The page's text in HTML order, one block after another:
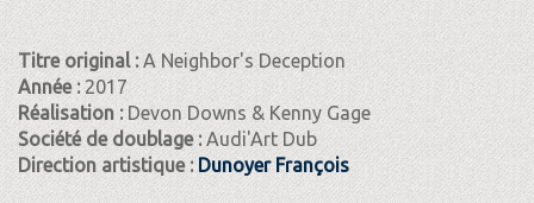
Titre original :A Neighbor's Deception
Année : 2017
Réalisation :Devon Downs & Kenny Gage
Société de doublage :Audi'Art Dub
Direction artistique : Dunoyer François